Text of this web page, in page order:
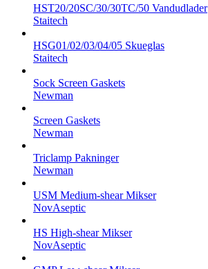
HST20/20SC/30/30TC/50 Vandudlader
Staitech
HSG01/02/03/04/05 Skueglas
Staitech
Sock Screen Gaskets
Newman
Screen Gaskets
Newman
Triclamp Pakninger
Newman
USM Medium-shear Mikser
NovAseptic
HS High-shear Mikser
NovAseptic